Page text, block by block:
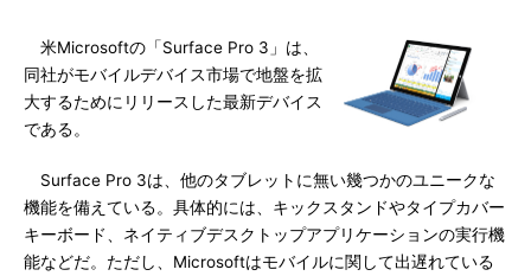
米Microsoftの「Surface Pro 3」は、
同社がモバイルデバイス市場で地盤を拡
大するためにリリースした最新デバイス
である。
Surface Pro 3は、他のタブレットに無い幾つかのユニークな
機能を備えている。具体的には、キックスタンドやタイプカバー
キーボード、ネイティブデスクトップアプリケーションの実行機
能などだ。ただし、Microsoftはモバイルに関して出遅れている